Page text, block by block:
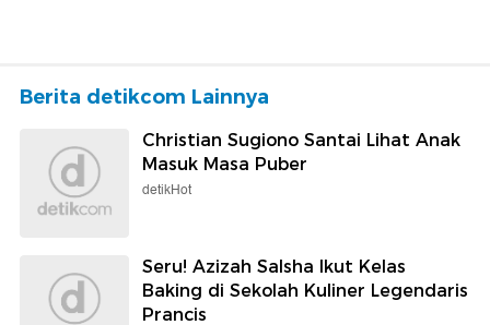
Berita detikcom Lainnya
Christian Sugiono Santai Lihat Anak
Masuk Masa Puber
detikHot
Seru! Azizah Salsha Ikut Kelas
Baking di Sekolah Kuliner Legendaris
Prancis